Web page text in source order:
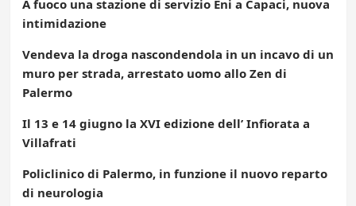
A fuoco una stazione di servizio Eni a Capaci, nuova
intimidazione
Vendeva la droga nascondendola in un incavo di un
muro per strada, arrestato uomo allo Zen di
Palermo
Il 13 e 14 giugno la XVI edizione dell’ Infiorata a
Villafrati
Policlinico di Palermo, in funzione il nuovo reparto
di neurologia